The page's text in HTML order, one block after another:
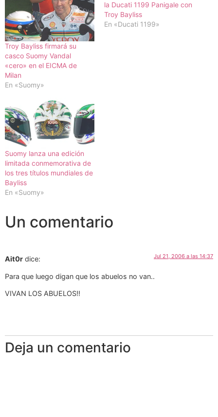
Troy Bayliss firmará su
casco Suomy Vandal
«cero» en el EICMA de
Milan
En «Suomy»
la Ducati 1199 Panigale con
Troy Bayliss
En «Ducati 1199»
Suomy lanza una edición
limitada conmemorativa de
los tres títulos mundiales de
Bayliss
En «Suomy»
Un comentario
Ait0r dice: Jul 21, 2006 a las 14:37
Para que luego digan que los abuelos no van..
VIVAN LOS ABUELOS!!
Deja un comentario